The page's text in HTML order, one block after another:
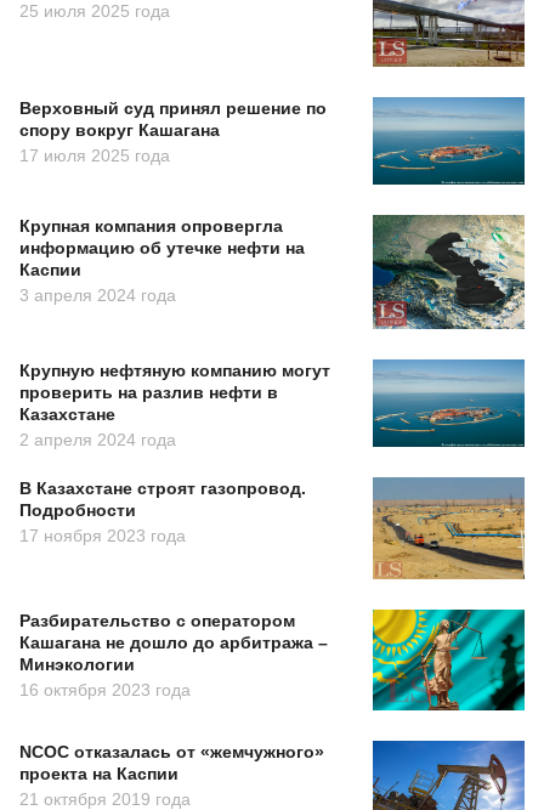
25 июля 2025 года
Верховный суд принял решение по
спору вокруг Кашагана
17 июля 2025 года
Крупная компания опровергла
информацию об утечке нефти на
Каспии
3 апреля 2024 года
Крупную нефтяную компанию могут
проверить на разлив нефти в
Казахстане
2 апреля 2024 года
В Казахстане строят газопровод.
Подробности
17 ноября 2023 года
Разбирательство с оператором
Кашагана не дошло до арбитража –
Минэкологии
16 октября 2023 года
NCOC отказалась от «жемчужного»
проекта на Каспии
21 октября 2019 года